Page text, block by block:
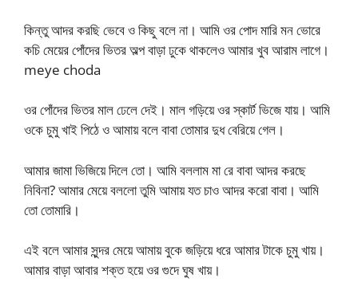
কিন্তু আদর করছি ভেবে ও কিছু বলে না। আমি ওর পোদ মারি মন ভোরে
কচি মেয়ের পোঁদের ভিতর অল্প বাড়া ঢুকে থাকলেও আমার খুব আরাম লাগে।
meye choda
ওর পোঁদের ভিতর মাল ঢেলে দেই। মাল গড়িয়ে ওর স্কার্ট ভিজে যায়। আমি
ওকে চুমু খাই পিঠে ও আমায় বলে বাবা তোমার দুধ বেরিয়ে গেল।
আমার জামা ভিজিয়ে দিলে তো। আমি বললাম মা রে বাবা আদর করছে
নিবিনা? আমার মেয়ে বললো তুমি আমায় যত চাও আদর করো বাবা। আমি
তো তোমারি।
এই বলে আমার সুন্দর মেয়ে আমায় বুকে জড়িয়ে ধরে আমার টাকে চুমু খায়।
আমার বাড়া আবার শক্ত হয়ে ওর গুদে ঘুষ খায়।